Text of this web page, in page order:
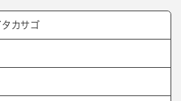
タカサゴ